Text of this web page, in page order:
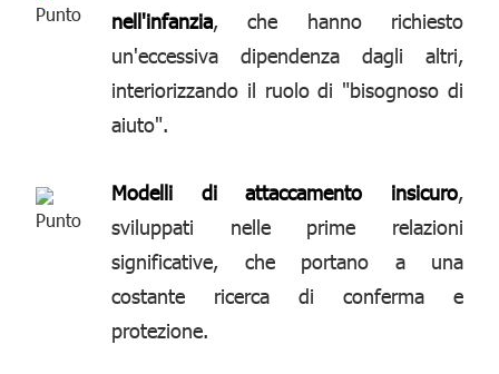
nell'infanzia, che hanno richiesto
un'eccessiva dipendenza dagli altri,
interiorizzando il ruolo di "bisognoso di
aiuto".
Modelli di attaccamento insicuro,
sviluppati nelle prime relazioni
significative, che portano a una
costante ricerca di conferma e
protezione.